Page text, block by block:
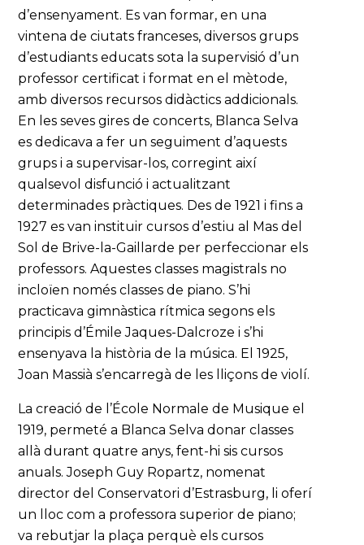
d’ensenyament. Es van formar, en una
vintena de ciutats franceses, diversos grups
d’estudiants educats sota la supervisió d’un
professor certificat i format en el mètode,
amb diversos recursos didàctics addicionals.
En les seves gires de concerts, Blanca Selva
es dedicava a fer un seguiment d’aquests
grups i a supervisar-los, corregint així
qualsevol disfunció i actualitzant
determinades pràctiques. Des de 1921 i fins a
1927 es van instituir cursos d’estiu al Mas del
Sol de Brive-la-Gaillarde per perfeccionar els
professors. Aquestes classes magistrals no
incloïen només classes de piano. S’hi
practicava gimnàstica rítmica segons els
principis d’Émile Jaques-Dalcroze i s’hi
ensenyava la història de la música. El 1925,
Joan Massià s’encarregà de les lliçons de violí.
La creació de l’École Normale de Musique el
1919, permeté a Blanca Selva donar classes
allà durant quatre anys, fent-hi sis cursos
anuals. Joseph Guy Ropartz, nomenat
director del Conservatori d’Estrasburg, li oferí
un lloc com a professora superior de piano;
va rebutjar la plaça perquè els cursos